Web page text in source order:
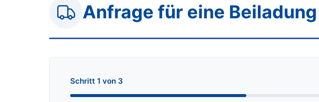
Anfrage für eine Beiladung
Schritt 1 von 3